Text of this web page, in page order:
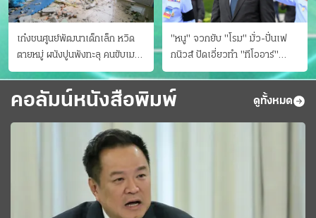
เก๋งชนศูนย์พัฒนาเด็กเล็ก หวิด
ตายหมู่ ผนังปูนพังทะลุ คนขับเมา
ยา
"หนู" จวกยับ "โรม" มั่ว-ปั่นเฟ
กนิวส์ ปัดเอี่ยวทํา "ทีโออาร์"
ต้นทางโกงสอบฉาว
คอลัมน์หนังสือพิมพ์ ดูทั้งหมด